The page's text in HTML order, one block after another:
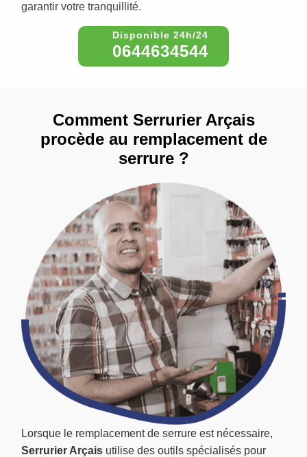
garantir votre tranquillité.
0644634544
Lorsque le remplacement de serrure est nécessaire,
Serrurier Arçais utilise des outils spécialisés pour
Comment Serrurier Arçais
procède au remplacement de
serrure ?